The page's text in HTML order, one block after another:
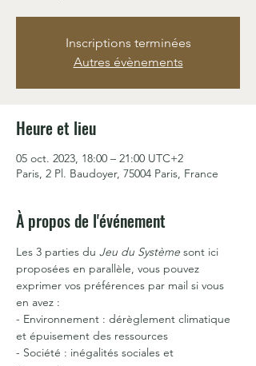
Inscriptions terminées
Autres évènements
Heure et lieu
05 oct. 2023, 18:00 – 21:00 UTC+2
Paris, 2 Pl. Baudoyer, 75004 Paris, France
À propos de l'événement
Les 3 parties du Jeu du Système sont ici
proposées en parallèle, vous pouvez
exprimer vos préférences par mail si vous
en avez :
- Environnement : dérèglement climatique
et épuisement des ressources
- Société : inégalités sociales et